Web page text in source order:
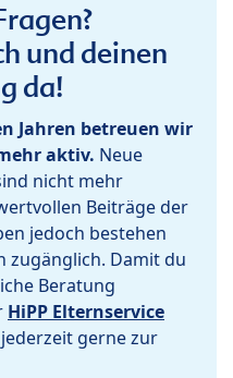
und deinen
da!
Jahren betreuen wir
aktiv. Neue
nicht mehr
Beiträge der
jedoch bestehen
zugänglich. Damit du
Beratung
HiPP Elternservice
gerne zur